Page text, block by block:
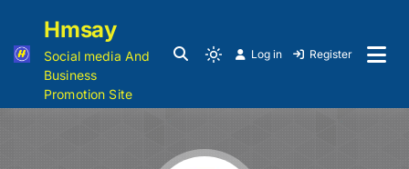
Hmsay
Social media And
Business
Promotion Site
Log in Register